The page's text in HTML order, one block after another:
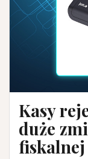
Kasy
duże
fiskalnej